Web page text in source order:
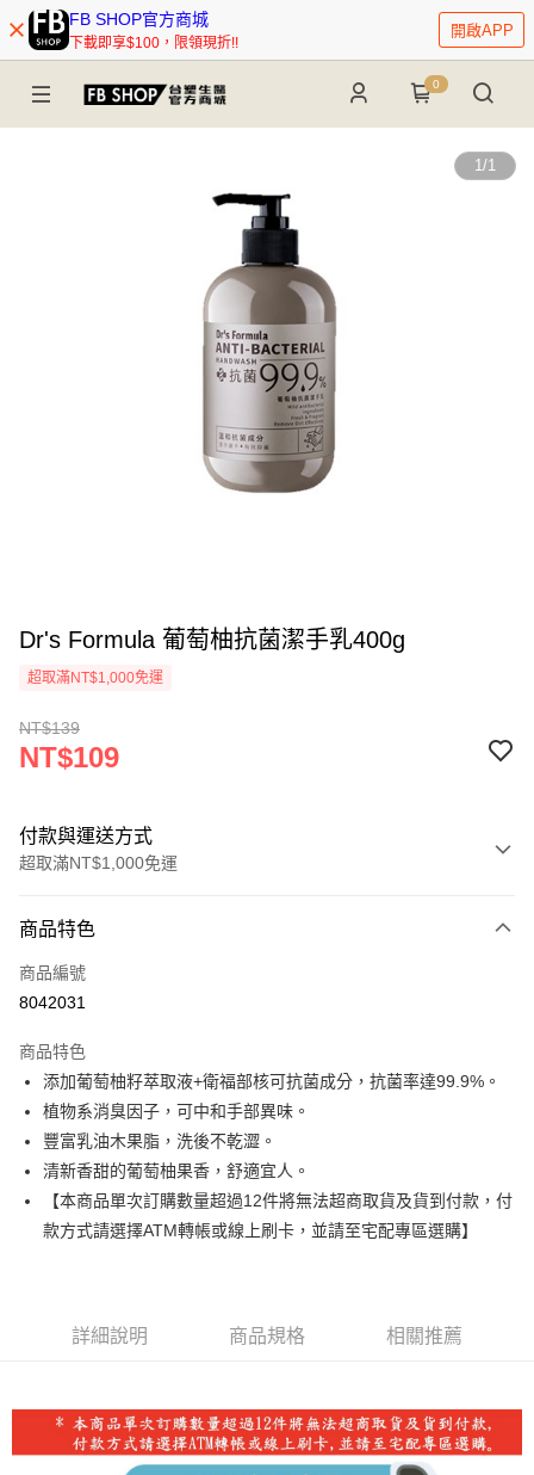
FB SHOP官方商城
下載即享$100，限領現折!!
開啟APP
0
1/1
Dr's Formula 葡萄柚抗菌潔手乳400g
超取滿NT$1,000免運
NT$139
NT$109
付款與運送方式
超取滿NT$1,000免運
信用卡一次付款
信用卡分期付款
合作金庫商業銀行
華南商業銀行
彰化商業銀行
上海商業儲蓄銀行
台北富邦商業銀行
國泰世華商業銀行
臺灣中小企業銀行
匯豐（台灣）商業銀行
華泰商業銀行
聯邦商業銀行
遠東國際商業銀行
元大商業銀行
永豐商業銀行
超商取貨付款
LINE Pay
Apple Pay
街口支付
大哥付你分期
1.本服務由台灣大哥大提供，台灣大哥大用戶可立即使用無須另外申請。
2.付款方式選擇「大哥付你分期」，訂單成立後會自動跳轉到大哥付的交易
流程，驗證手機門號後，選擇欲分期的期數、繳款截止日，確認付款後即完
AFTEE先享後付
相關說明
【關於「AFTEE先享後付」】
商品特色
商品編號
8042031
商品特色
添加葡萄柚籽萃取液+衛福部核可抗菌成分，抗菌率達99.9%。
植物系消臭因子，可中和手部異味。
豐富乳油木果脂，洗後不乾澀。
清新香甜的葡萄柚果香，舒適宜人。
【本商品單次訂購數量超過12件將無法超商取貨及貨到付款，付
款方式請選擇ATM轉帳或線上刷卡，並請至宅配專區選購】
詳細說明 商品規格 相關推薦